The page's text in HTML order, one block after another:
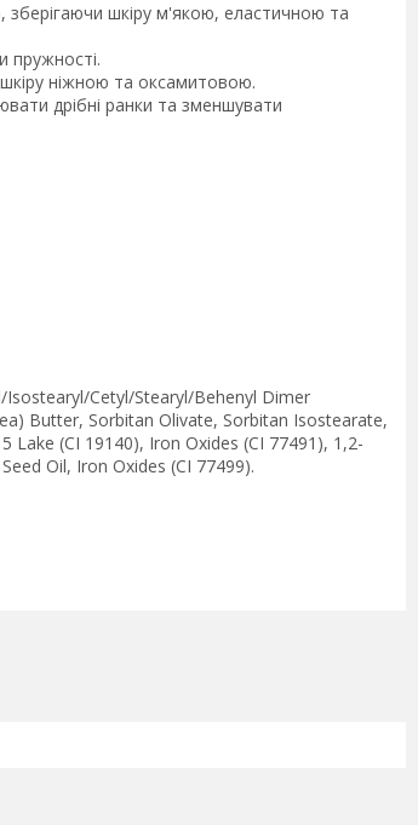
зберігаючи шкіру м'якою, еластичною та
пружності.
шкіру ніжною та оксамитовою.
дрібні ранки та зменшувати
Cetyl/Stearyl/Behenyl Dimer
Butter, Sorbitan Olivate, Sorbitan Isostearate,
Lake (CI 19140), Iron Oxides (CI 77491), 1,2-
Oil, Iron Oxides (CI 77499).